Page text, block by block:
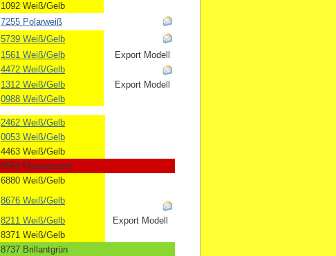
1092 Weiß/Gelb
7255 Polarweiß
5739 Weiß/Gelb
1561 Weiß/Gelb
Export Modell
4472 Weiß/Gelb
1312 Weiß/Gelb
Export Modell
0988 Weiß/Gelb
2462 Weiß/Gelb
0053 Weiß/Gelb
4463 Weiß/Gelb
9569 Flamencorot
6880 Weiß/Gelb
8676 Weiß/Gelb
8211 Weiß/Gelb
Export Modell
8371 Weiß/Gelb
8737 Brillantgrün